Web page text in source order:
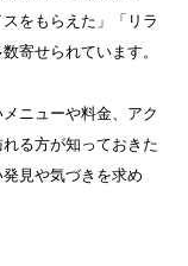
をもらえた」「リラ
寄せられています。
ニューや料金、アク
る方が知っておきた
見や気づきを求め